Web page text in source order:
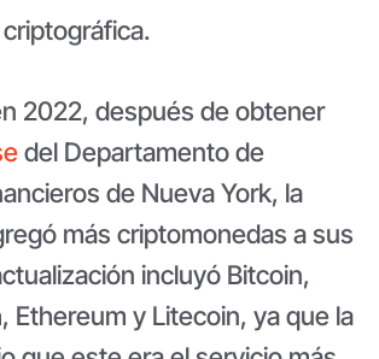
2022, después de obtener
del Departamento de
de Nueva York, la
más criptomonedas a sus
incluyó Bitcoin,
Ethereum y Litecoin, ya que la